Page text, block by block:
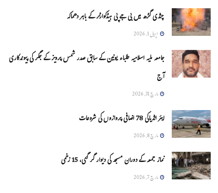
چنڈی گڑھ میں بی جے پی ہیڈکوارٹر کے باہر دھماکہ
اپریل 1, 2026
جامعہ ملیہ اسلامیہ طلباء یونین کے سابق صدر شمس پرویز کے جگر کی پیوندکاری
آج
مارچ 31, 2026
ایئر انڈیاکی 78 اضافی پروازوں کی شروعات
مارچ 8, 2026
نماز جمعہ کے دوران مسجد کی دیوار گر گئی، 15 زخمی
مارچ 7, 2026